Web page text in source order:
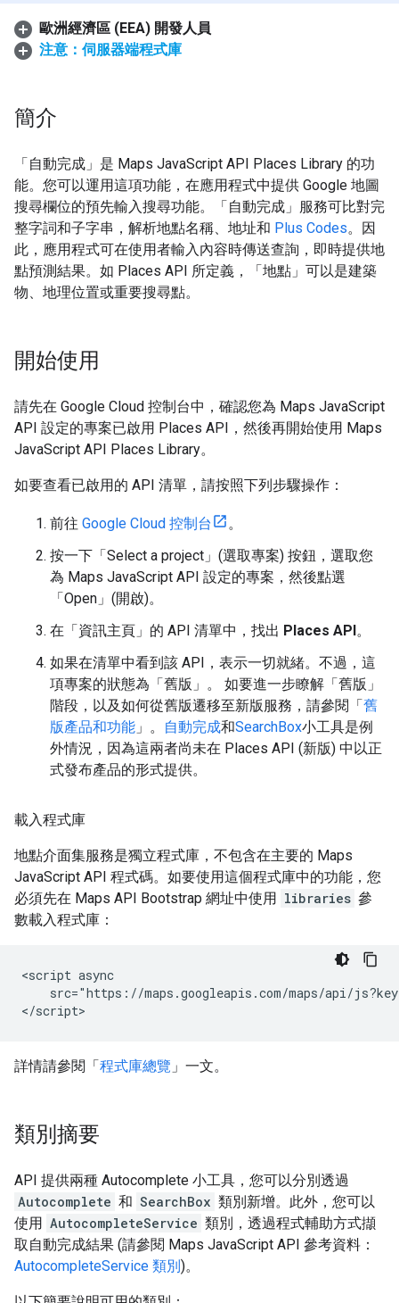
歐洲經濟區 (EEA) 開發人員
注意：伺服器端程式庫
簡介
「自動完成」是 Maps JavaScript API Places Library 的功
能。您可以運用這項功能，在應用程式中提供 Google 地圖
搜尋欄位的預先輸入搜尋功能。「自動完成」服務可比對完
整字詞和子字串，解析地點名稱、地址和 Plus Codes。因
此，應用程式可在使用者輸入內容時傳送查詢，即時提供地
點預測結果。如 Places API 所定義，「地點」可以是建築
物、地理位置或重要搜尋點。
開始使用
請先在 Google Cloud 控制台中，確認您為 Maps JavaScript
API 設定的專案已啟用 Places API，然後再開始使用 Maps
JavaScript API Places Library。
如要查看已啟用的 API 清單，請按照下列步驟操作：
前往 Google Cloud 控制台
。
按一下「Select a project」(選取專案) 按鈕，選取您
為 Maps JavaScript API 設定的專案，然後點選
「Open」(開啟)。
在「資訊主頁」 的 API 清單中，找出 Places API。
如果在清單中看到該 API，表示一切就緒。不過，這
項專案的狀態為「舊版」。 如要進一步瞭解「舊版」
階段，以及如何從舊版遷移至新版服務，請參閱「舊
版產品和功能 」。 自動完成和SearchBox小工具是例
外情況，因為這兩者尚未在 Places API (新版) 中以正
式發布產品的形式提供。
載入程式庫
地點介面集服務是獨立程式庫，不包含在主要的 Maps
JavaScript API 程式碼。如要使用這個程式庫中的功能，您
必須先在 Maps API Bootstrap 網址中使用 libraries 參
數載入程式庫：
<script async
src="https://maps.googleapis.com/maps/api/
</script>
詳情請參閱「程式庫總覽 」一文。
類別摘要
API 提供兩種 Autocomplete 小工具，您可以分別透過
Autocomplete 和 SearchBox 類別新增。此外，您可以
使用 AutocompleteService 類別，透過程式輔助方式擷
取自動完成結果 (請參閱 Maps JavaScript API 參考資料：
AutocompleteService 類別)。